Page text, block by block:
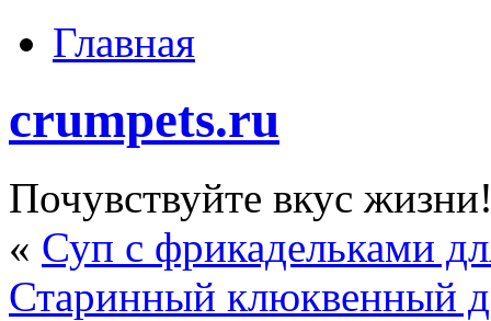
Главная
crumpets.ru
Почувствуйте вкус
« Суп с фрикадельками
Старинный клюквенный